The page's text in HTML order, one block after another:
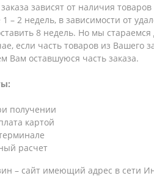
зависят от наличия
1 – 2 недель, в зависимости от
8 недель. Но мы
если часть товаров из
Вам оставшуюся часть заказа.
получении
картой
расчет
– сайт имеющий адрес в сети